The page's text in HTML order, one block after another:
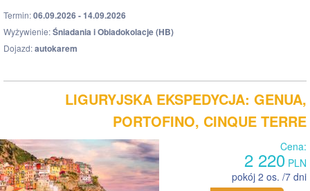
Termin:06.09.2026 - 14.09.2026
Wyżywienie:Śniadania i Obiadokolacje (HB)
Dojazd:autokarem
LIGURYJSKA EKSPEDYCJA: GENUA,
PORTOFINO, CINQUE TERRE
Cena:
2 220 PLN
pokój 2 os. /7 dni